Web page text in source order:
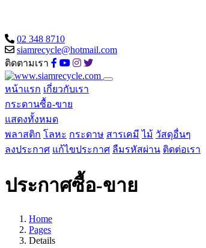
02 348 8710
siamrecycle@hotmail.com
ติดตามเรา
หน้าแรก เกี่ยวกับเรา
กระดานซื้อ-ขาย
แสดงทั้งหมด
พลาสติก โลหะ กระดาษ สารเคมี ไม้ วัสดุอื่นๆ
ลงประกาศ แก้ไขประกาศ ลืมรหัสผ่าน ติดต่อเรา
ประกาศซื้อ-ขาย
Home
Pages
Details